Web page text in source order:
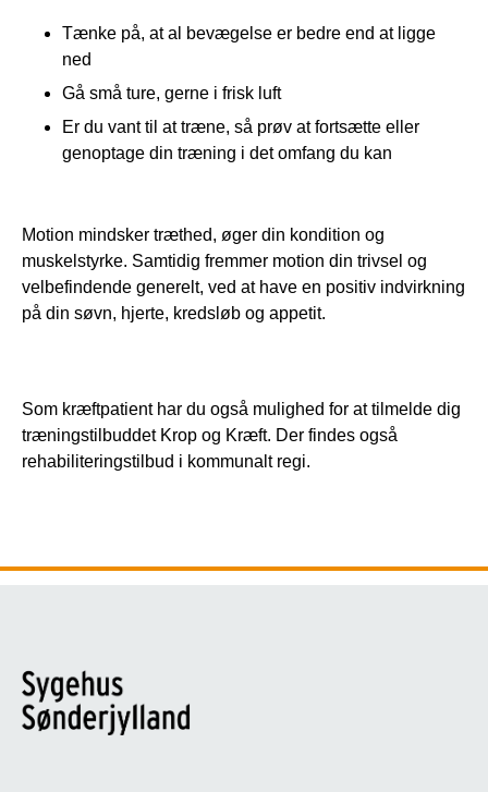
Tænke på, at al bevægelse er bedre end at ligge
ned
Gå små ture, gerne i frisk luft
Er du vant til at træne, så prøv at fortsætte eller
genoptage din træning i det omfang du kan
Motion mindsker træthed, øger din kondition og
muskelstyrke. Samtidig fremmer motion din trivsel og
velbefindende generelt, ved at have en positiv indvirkning
på din søvn, hjerte, kredsløb og appetit.
Som kræftpatient har du også mulighed for at tilmelde dig
træningstilbuddet Krop og Kræft. Der findes også
rehabiliteringstilbud i kommunalt regi.